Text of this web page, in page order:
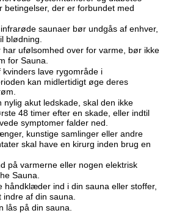
betingelser, der er forbundet med
saunaer bør undgås af enhver,
blødning.
har ufølsomhed over for varme, bør ikke
for Sauna.
kvinders lave rygområde i
kan midlertidigt øge deres
nylig akut ledskade, skal den ikke
48 timer efter en skade, eller indtil
symptomer falder ned.
kunstige samlinger eller andre
skal have en kirurg inden brug en
på varmerne eller nogen elektrisk
Sauna.
håndklæder ind i din sauna eller stoffer,
af din sauna.
lås på din sauna.